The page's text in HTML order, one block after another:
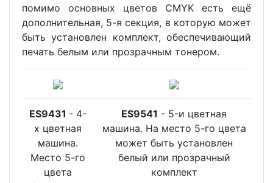
помимо основных цветов CMYK есть ещё
дополнительная, 5-я секция, в которую может
быть установлен комплект, обеспечивающий
печать белым или прозрачным тонером.
ES9431 - 4-
х цветная
машина.
Место 5-го
цвета
ES9541 - 5-и цветная
машина. На место 5-го цвета
может быть установлен
белый или прозрачный
комплект